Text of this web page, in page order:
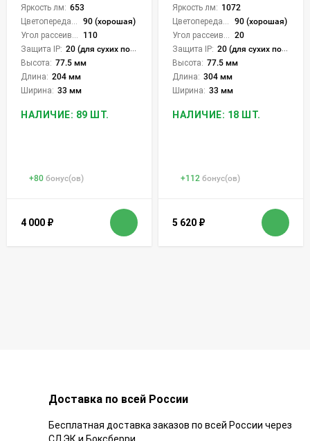
Яркость лм: 653
Цветопередача (CRI):
90 (хорошая)
Угол рассеивания света °:
110
Защита IP: 20 (для сухих пом.)
Высота: 77.5 мм
Длина: 204 мм
Ширина: 33 мм
НАЛИЧИЕ: 89 ШТ.
+80 бонус(ов)
4 000 ₽
Яркость лм: 1072
Цветопередача (CRI):
90 (хорошая)
Угол рассеивания света °: 20
Защита IP: 20 (для сухих пом.)
Высота: 77.5 мм
Длина: 304 мм
Ширина: 33 мм
НАЛИЧИЕ: 18 ШТ.
+112 бонус(ов)
5 620 ₽
Доставка по всей России
Бесплатная доставка заказов по всей России через